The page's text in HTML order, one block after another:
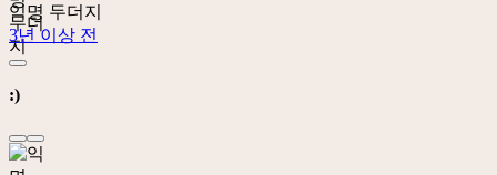
익명 두더지
3년 이상 전
:)